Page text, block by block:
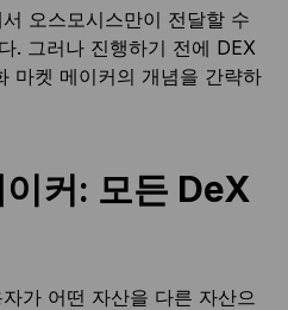
오스모시스만이 전달할 수
. 그러나 진행하기 전에 DEX
마켓 메이커의 개념을 간략하
커: 모든 DeX
가 어떤 자산을 다른 자산으